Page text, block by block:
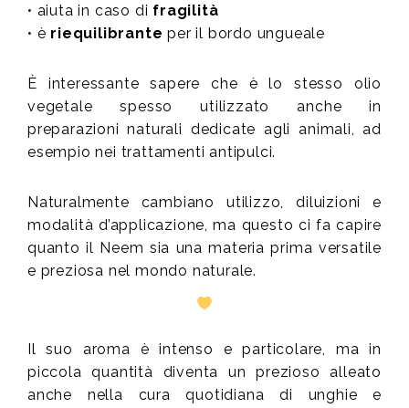
• aiuta in caso di fragilità
• è riequilibrante per il bordo ungueale
È interessante sapere che è lo stesso olio
vegetale spesso utilizzato anche in
preparazioni naturali dedicate agli animali, ad
esempio nei trattamenti antipulci.
Naturalmente cambiano utilizzo, diluizioni e
modalità d’applicazione, ma questo ci fa capire
quanto il Neem sia una materia prima versatile
e preziosa nel mondo naturale.
Il suo aroma è intenso e particolare, ma in
piccola quantità diventa un prezioso alleato
anche nella cura quotidiana di unghie e